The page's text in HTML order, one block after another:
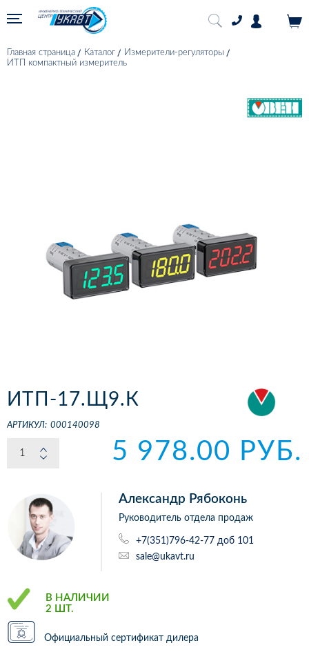
Главная страница Каталог
Измерители-регуляторы
ИТП компактный измеритель
ИТП-17.Щ9.К
АРТИКУЛ: 000140098
5 978.00 РУБ.
Александр Рябоконь
Руководитель отдела продаж
+7(351)796-42-77 доб 101
sale@ukavt.ru
В НАЛИЧИИ
2 ШТ.
Официальный сертификат дилера